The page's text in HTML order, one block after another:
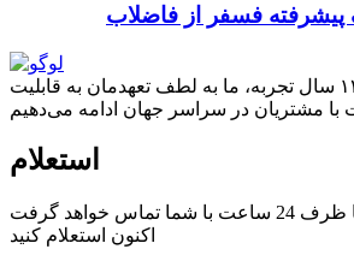
فسفر از فاضلاب
امروزه، بیش از ۸۰٪ محصولات ما به بیش از ۸۰ کشور، از جمله آسیای جنوب شرقی، اروپا، آمریکای شمالی، آمریکای لاتین و آفریقا صادر می‌شود. با بیش از ۱۴ سال تجربه، ما به لطف تعهدمان به قابلیت
استعلام
اکنون استعلام کنید